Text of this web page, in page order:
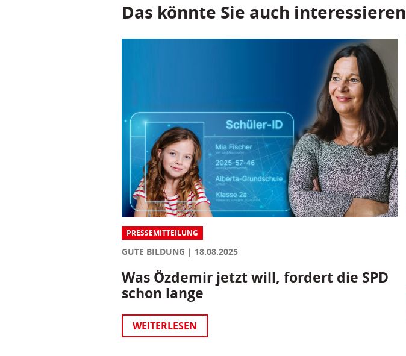
Das könnte Sie auch interessieren
PRESSEMITTEILUNG
GUTE BILDUNG 18.08.2025
Was Özdemir jetzt will, fordert die SPD
schon lange
WEITERLESEN